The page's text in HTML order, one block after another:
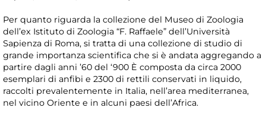
Per quanto riguarda la collezione del Museo di Zoologia
dell’ex Istituto di Zoologia “F. Raffaele” dell’Università
Sapienza di Roma, si tratta di una collezione di studio di
grande importanza scientifica che si è andata aggregando a
partire dagli anni ’60 del ‘900 È composta da circa 2000
esemplari di anfibi e 2300 di rettili conservati in liquido,
raccolti prevalentemente in Italia, nell’area mediterranea,
nel vicino Oriente e in alcuni paesi dell’Africa.